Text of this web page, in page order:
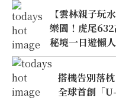
【雲林親子玩
樂園！虎尾
秘境一日遊懶
搭機告別落
全球首創「